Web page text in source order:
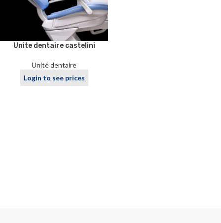
Unite dentaire castelini
Unité dentaire
Login to see prices